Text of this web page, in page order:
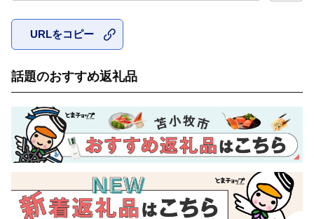
URLをコピー
話題のおすすめ返礼品